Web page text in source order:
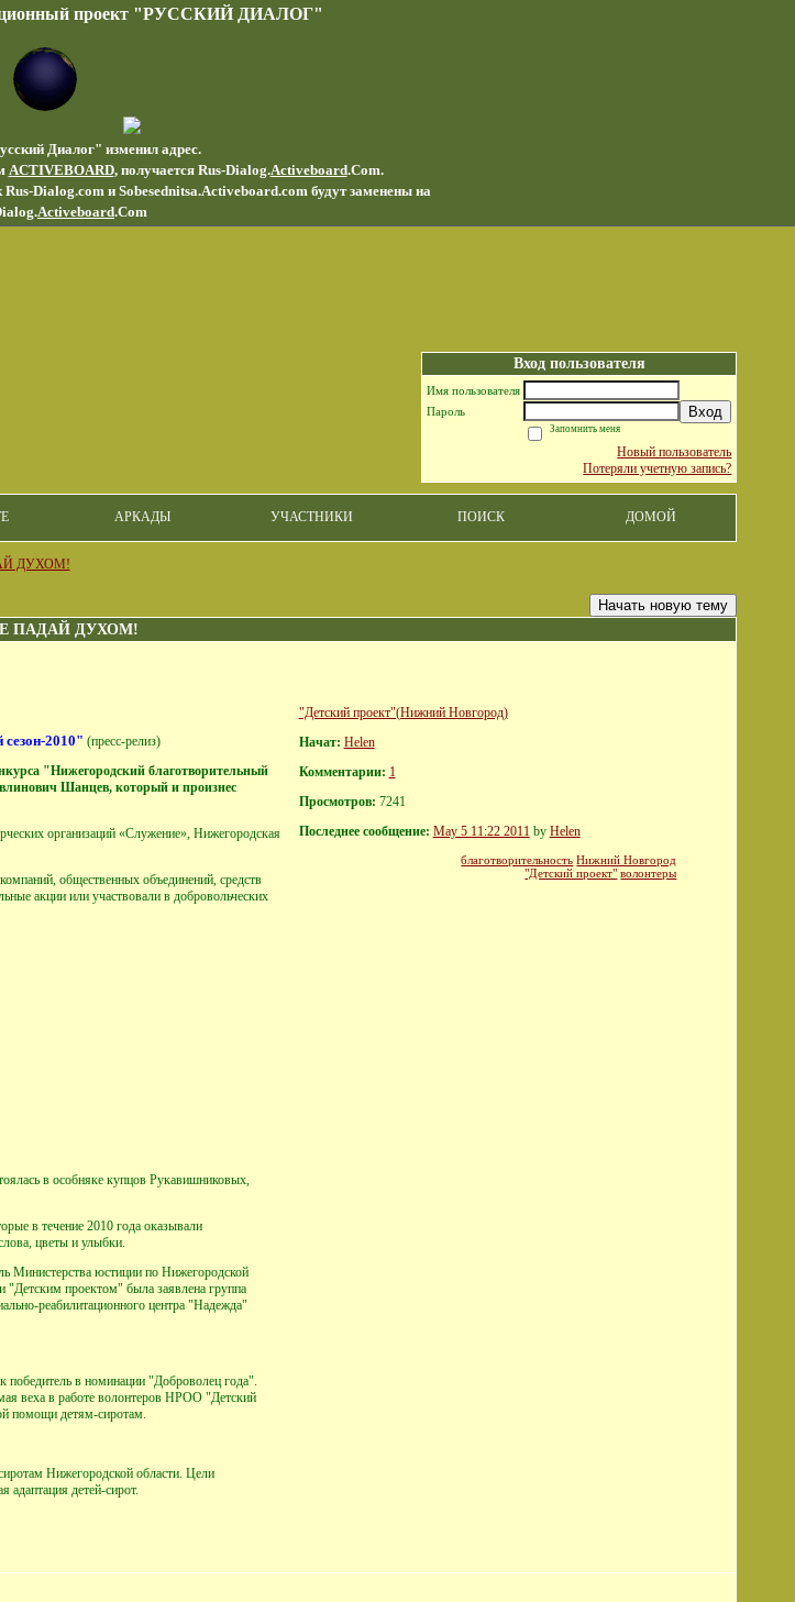
проект "РУССКИЙ ДИАЛОГ"
Диалог" изменил адрес.
ACTIVEBOARD, получается Rus-Dialog.Activeboard.Com.
Dialog.com и Sobesednitsa.Activeboard.com будут заменены на
Activeboard.Com
Вход пользователя
Имя пользователя
Пароль
Вход
Запомнить меня
Новый пользователь
Потеряли учетную запись?
АРКАДЫ УЧАСТНИКИ ПОИСК ДОМОЙ
ДУХОМ!
Начать новую тему
ПАДАЙ ДУХОМ!
2010" (пресс-релиз)
"Нижегородский благотворительный
Шанцев, который и произнес
организаций «Служение», Нижегородская
общественных объединений, средств
акции или участвовали в добровольческих
в особняке купцов Рукавишниковых,
в течение 2010 года оказывали
цветы и улыбки.
Министерства юстиции по Нижегородской
"Детским проектом" была заявлена группа
реабилитационного центра "Надежда"
победитель в номинации "Доброволец года".
веха в работе волонтеров НРОО "Детский
помощи детям-сиротам.
Нижегородской области. Цели
адаптация детей-сирот.
"Детский проект"(Нижний Новгород)
Начат: Helen
Комментарии: 1
Просмотров: 7241
Последнее сообщение: May 5 11:22 2011by Helen
благотворительность Нижний Новгород
"Детский проект" волонтеры